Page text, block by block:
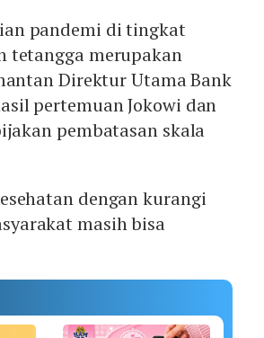
pandemi di tingkat
tetangga merupakan
Direktur Utama Bank
pertemuan Jokowi dan
pembatasan skala
dengan kurangi
masih bisa